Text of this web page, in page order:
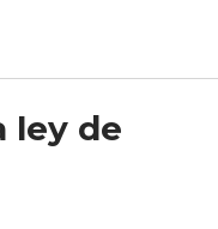
ley de